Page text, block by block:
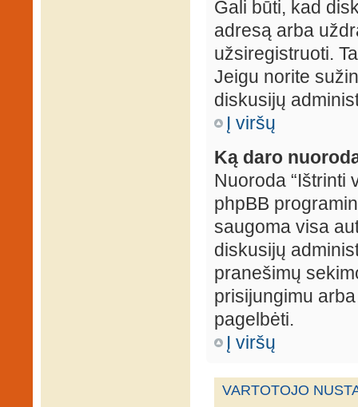
Gali būti, kad
adresą arba
užsiregistruoti.
Jeigu norite
diskusijų
Į viršų
Ką daro
Nuoroda “Ištrinti
phpBB
saugoma visa
diskusijų
pranešimų
prisijungimu
pagelbėti.
Į viršų
VARTOTOJO